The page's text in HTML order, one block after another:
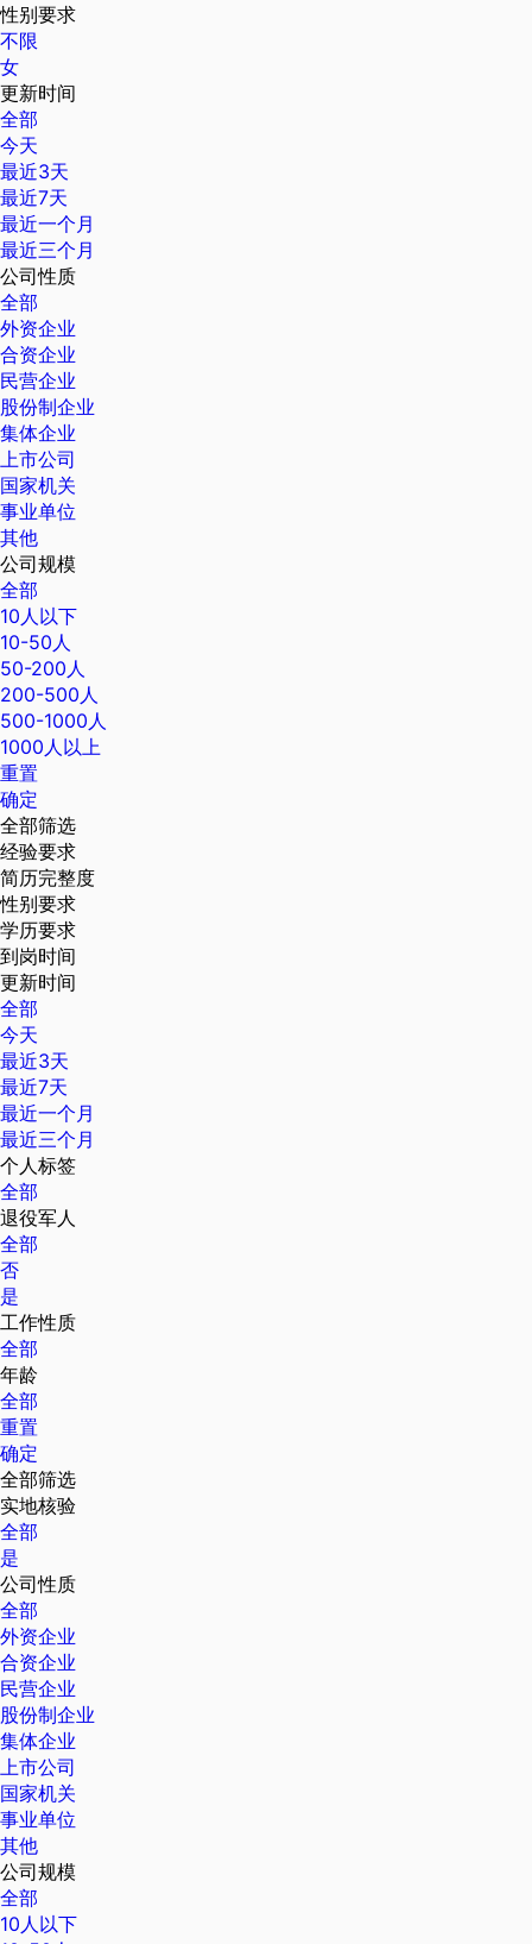
性别要求
不限
女
更新时间
全部
今天
最近3天
最近7天
最近一个月
最近三个月
公司性质
全部
外资企业
合资企业
民营企业
股份制企业
集体企业
上市公司
国家机关
事业单位
其他
公司规模
全部
10人以下
10-50人
50-200人
200-500人
500-1000人
1000人以上
重置
确定
全部筛选
经验要求
简历完整度
性别要求
学历要求
到岗时间
更新时间
全部
今天
最近3天
最近7天
最近一个月
最近三个月
个人标签
全部
退役军人
全部
否
是
工作性质
全部
年龄
全部
重置
确定
全部筛选
实地核验
全部
是
公司性质
全部
外资企业
合资企业
民营企业
股份制企业
集体企业
上市公司
国家机关
事业单位
其他
公司规模
全部
10人以下